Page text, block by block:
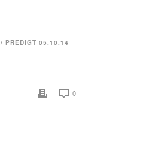
/ PREDIGT 05.10.14
0